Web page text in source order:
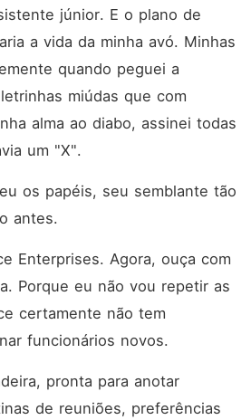
júnior. E o plano de
a vida da minha avó. Minhas
quando peguei a
miúdas que com
alma ao diabo, assinei todas
um "X".
os papéis, seu semblante tão
antes.
Enterprises. Agora, ouça com
Porque eu não vou repetir as
certamente não tem
funcionários novos.
pronta para anotar
de reuniões, preferências